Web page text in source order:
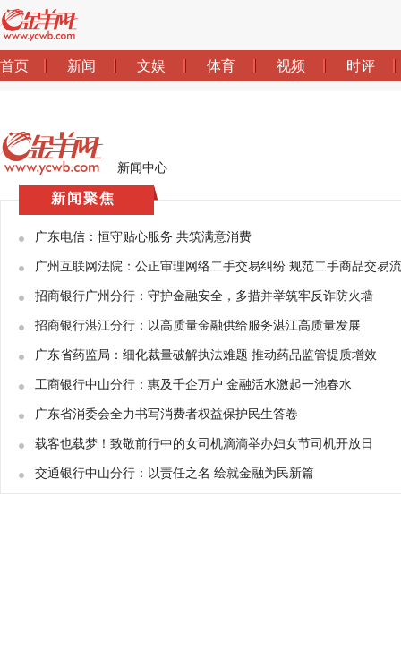
新闻中心
新闻聚焦
广东电信：恒守贴心服务 共筑满意消费
广州互联网法院：公正审理网络二手交易纠纷 规范二手商品交易
招商银行广州分行：守护金融安全，多措并举筑牢反诈防火墙
招商银行湛江分行：以高质量金融供给服务湛江高质量发展
广东省药监局：细化裁量破解执法难题 推动药品监管提质增效
工商银行中山分行：惠及千企万户 金融活水激起一池春水
广东省消委会全力书写消费者权益保护民生答卷
载客也载梦！致敬前行中的女司机滴滴举办妇女节司机开放日
交通银行中山分行：以责任之名 绘就金融为民新篇